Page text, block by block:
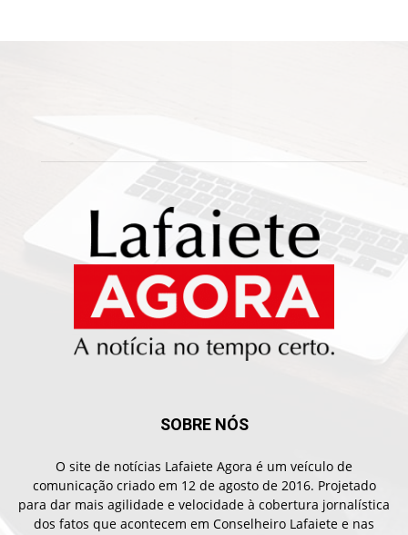
SOBRE NÓS
O site de notícias Lafaiete Agora é um veículo de
comunicação criado em 12 de agosto de 2016. Projetado
para dar mais agilidade e velocidade à cobertura jornalística
dos fatos que acontecem em Conselheiro Lafaiete e nas